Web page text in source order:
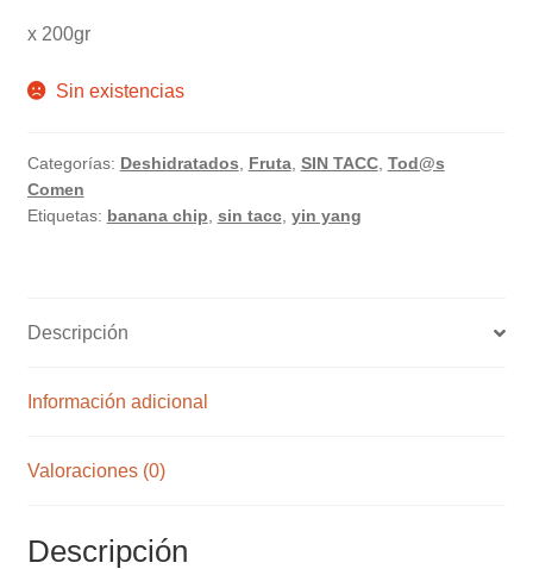
x 200gr
Sin existencias
Categorías: Deshidratados, Fruta, SIN TACC, Tod@s
Comen
Etiquetas: banana chip, sin tacc, yin yang
Descripción
Información adicional
Valoraciones (0)
Descripción